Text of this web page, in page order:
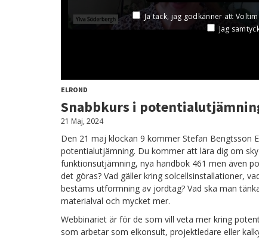
ELROND
Snabbkurs i
21 Maj, 2024
Den 21 maj klockan 9 kommer Stefan Bengtsson
potentialutjämning. Du kommer att lära dig om
funktionsutjämning, nya handbok 461 men även
det göras? Vad gäller kring solcellsinstallationer,
bestäms utformning av jordtag? Vad ska man
materialval och mycket mer.
Webbinariet är för de som vill veta mer kring
som arbetar som elkonsult, projektledare eller